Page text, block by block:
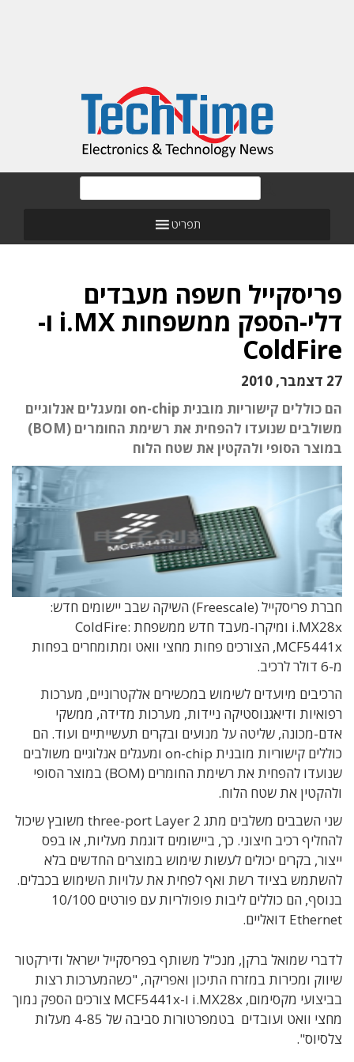
תפריט
פריסקייל חשפה מעבדים
דלי-הספק ממשפחות i.MX ו-
ColdFire
27 דצמבר, 2010
הם כוללים קישוריות מובנית on-chip ומעגלים אנלוגיים
משולבים שנועדו להפחית את רשימת החומרים (BOM)
במוצר הסופי ולהקטין את שטח הלוח
חברת פריסקייל (Freescale) השיקה שבב יישומים חדש:
i.MX28x ומיקרו-מעבד חדש ממשפחת ColdFire:
MCF5441x, הצורכים פחות מחצי וואט ומתומחרים בפחות
מ-6 דולר לרכיב.
הרכיבים מיועדים לשימוש במכשירים אלקטרוניים, מערכות
רפואיות ודיאגנוסטיקה ניידות, מערכות מדידה, ממשקי
אדם-מכונה, שליטה על מנועים ובקרים תעשייתיים ועוד. הם
כוללים קישוריות מובנית on-chip ומעגלים אנלוגיים משולבים
שנועדו להפחית את רשימת החומרים (BOM) במוצר הסופי
ולהקטין את שטח הלוח.
שני השבבים משלבים מתג three-port Layer 2 משובץ שיכול
להחליף רכיב חיצוני. כך, ביישומים דוגמת מעליות, או בפס
ייצור, בקרים יכולים לעשות שימוש במוצרים החדשים בלא
להשתמש בציוד רשת ואף לפחית את עלויות השימוש בכבלים.
בנוסף, הם כוללים ליבות פופולריות עם פורטים 10/100
Ethernet דואליים.
לדברי שמואל ברקן, מנכ"ל משותף בפריסקייל ישראל ודירקטור
שיווק ומכירות במזרח התיכון ואפריקה, "כשהמערכות רצות
בביצועי מקסימום, i.MX28x ו-MCF5441x צורכים הספק נמוך
מחצי וואט ועובדים בטמפרטורות סביבה של 4-85 מעלות
צלסיוס".